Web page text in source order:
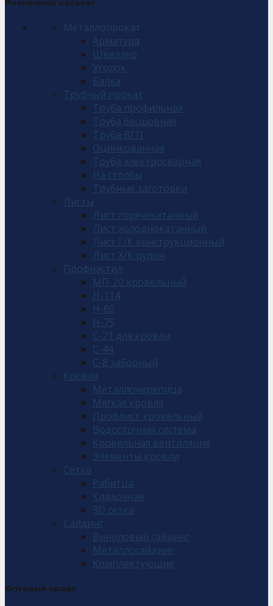
Розничный каталог
Металлопрокат
Арматура
Швеллер
Уголок
Балка
Трубный прокат
Труба профильная
Труба бесшовная
Труба ВГП
Оцинкованная
Труба электросварная
На столбы
Трубные заготовки
Листы
Лист горячекатанный
Лист холоднокатанный
Лист Г/К конструкционный
Лист Х/К рулон
Профнастил
МП-20 кровельный
Н-114
Н-60
Н-75
С-21 для кровли
С-44
С-8 заборный
Кровля
Металлочерепица
Мягкая кровля
Профлист кровельный
Водосточная система
Кровельная вентиляция
Элементы кровли
Сетка
Рабитца
Кладочная
3D сетка
Сайдинг
Виниловый сайдинг
Металлосайдинг
Комплектующие
Оптовый прайс